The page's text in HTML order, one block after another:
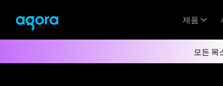
제품
모든 목